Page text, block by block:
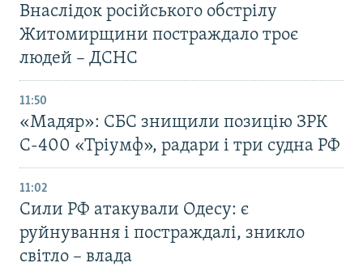
Внаслідок російського обстрілу
Житомирщини постраждало троє
людей – ДСНС
11:50
«Мадяр»: СБС знищили позицію ЗРК
С-400 «Тріумф», радари і три судна РФ
11:02
Сили РФ атакували Одесу: є
руйнування і постраждалі, зникло
світло – влада